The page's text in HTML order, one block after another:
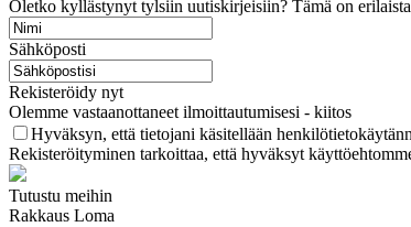
Oletko kyllästynyt tylsiin uutiskirjeisiin? Tämä on
Sähköposti
Rekisteröidy nyt
Olemme vastaanottaneet ilmoittautumisesi - kiitos
Hyväksyn, että tietojani käsitellään
Rekisteröityminen tarkoittaa, että hyväksyt
Tutustu meihin
Rakkaus Loma